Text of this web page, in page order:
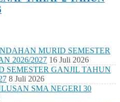
MURID SEMESTER
2026/2027 16 Juli 2026
SEMESTER GANJIL TAHUN
8 Juli 2026
SMA NEGERI 30